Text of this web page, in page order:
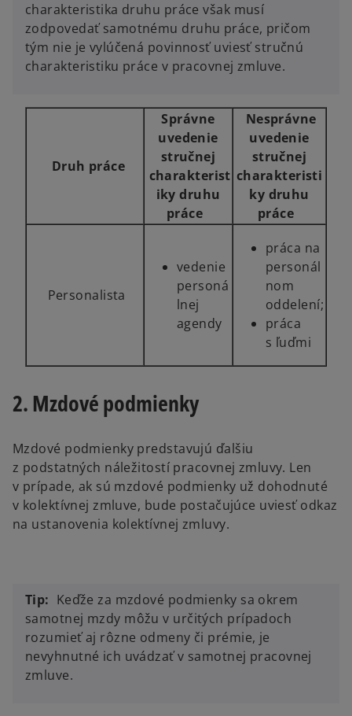
charakteristika druhu práce však musí
zodpovedať samotnému druhu práce, pričom
tým nie je vylúčená povinnosť uviesť stručnú
charakteristiku práce v pracovnej zmluve.
Druh práce
Správne
uvedenie
stručnej
charakterist
iky druhu
práce
Nesprávne
uvedenie
stručnej
charakteristi
ky druhu
práce
Personalista
vedenie
personá
lnej
agendy
práca na
personál
nom
oddelení;
práca
s ľuďmi
2. Mzdové podmienky
Mzdové podmienky predstavujú ďalšiu
z podstatných náležitostí pracovnej zmluvy. Len
v prípade, ak sú mzdové podmienky už dohodnuté
v kolektívnej zmluve, bude postačujúce uviesť odkaz
na ustanovenia kolektívnej zmluvy.
Tip: Keďže za mzdové podmienky sa okrem
samotnej mzdy môžu v určitých prípadoch
rozumieť aj rôzne odmeny či prémie, je
nevyhnutné ich uvádzať v samotnej pracovnej
zmluve.